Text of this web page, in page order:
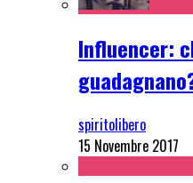
Influencer:
spiritolibero
15 Novembre 2017